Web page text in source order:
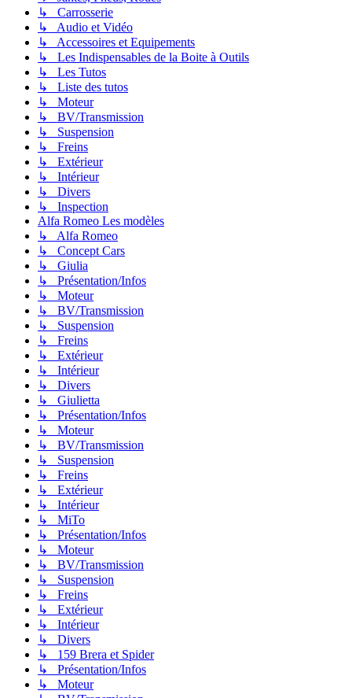
↳ Carrosserie
↳ Audio et Vidéo
↳ Accessoires et Equipements
↳ Les Indispensables de la Boite à Outils
↳ Les Tutos
↳ Liste des tutos
↳ Moteur
↳ BV/Transmission
↳ Suspension
↳ Freins
↳ Extérieur
↳ Intérieur
↳ Divers
↳ Inspection
Alfa Romeo Les modèles
↳ Alfa Romeo
↳ Concept Cars
↳ Giulia
↳ Présentation/Infos
↳ Moteur
↳ BV/Transmission
↳ Suspension
↳ Freins
↳ Extérieur
↳ Intérieur
↳ Divers
↳ Giulietta
↳ Présentation/Infos
↳ Moteur
↳ BV/Transmission
↳ Suspension
↳ Freins
↳ Extérieur
↳ Intérieur
↳ MiTo
↳ Présentation/Infos
↳ Moteur
↳ BV/Transmission
↳ Suspension
↳ Freins
↳ Extérieur
↳ Intérieur
↳ Divers
↳ 159 Brera et Spider
↳ Présentation/Infos
↳ Moteur